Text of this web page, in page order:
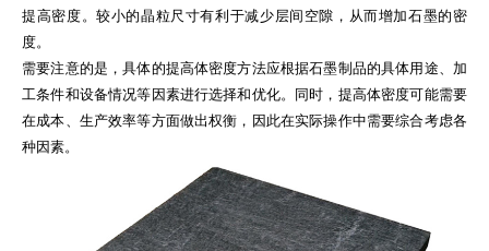
提高密度。较小的晶粒尺寸有利于减少层间空隙，从而增加石墨的密
度。
需要注意的是，具体的提高体密度方法应根据石墨制品的具体用途、加
工条件和设备情况等因素进行选择和优化。同时，提高体密度可能需要
在成本、生产效率等方面做出权衡，因此在实际操作中需要综合考虑各
种因素。